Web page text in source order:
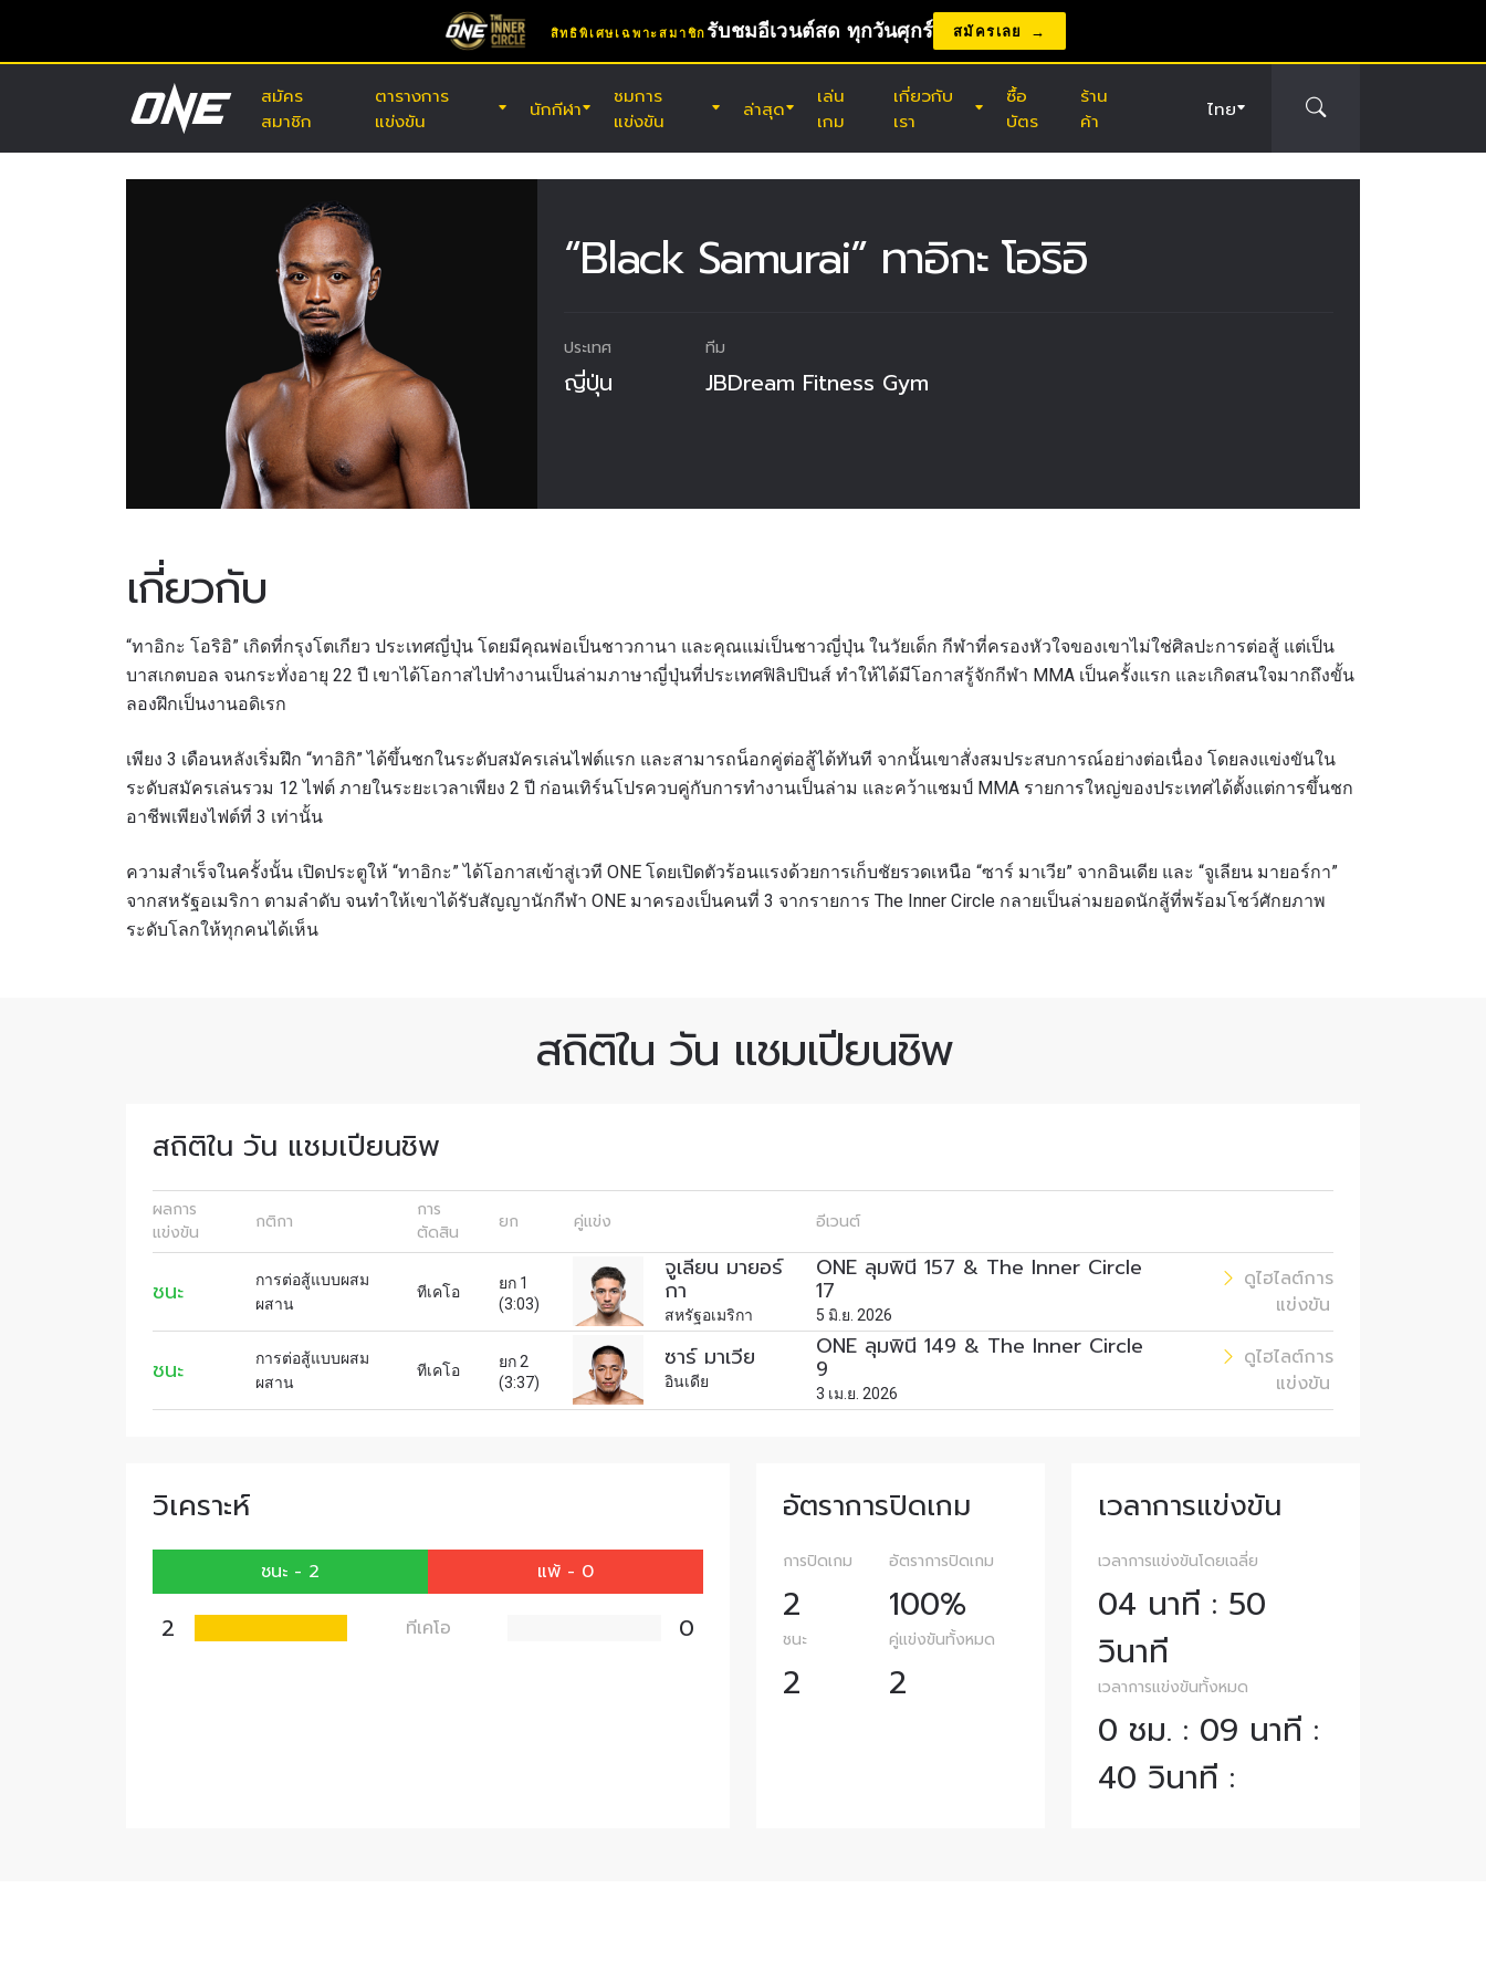
สิทธิพิเศษเฉพาะสมาชิก รับชมอีเวนต์สด ทุกวันศุกร์ สมัครเลย
สมัคร
สมาชิก
ตารางการ
แข่งขัน
25
ONE ซามูไร 2
นักกีฬา
ชมการ
แข่งขัน
ล่าสุด
เล่น
เกม
เกี่ยวกับ
เรา
ซื้อ
บัตร
ร้าน
ค้า
ไทย
“Black Samurai” ทาอิกะ โอริอิ
ประเทศ
ญี่ปุ่น
ทีม
JBDream Fitness Gym
เกี่ยวกับ
“ทาอิกะ โอริอิ” เกิดที่กรุงโตเกียว ประเทศญี่ปุ่น โดยมีคุณพ่อเป็นชาวกานา และคุณแม่เป็นชาวญี่ปุ่น ในวัยเด็ก กีฬาที่ครองหัวใจของเขาไม่ใช่ศิลปะการต่อสู้ แต่เป็น
บาสเกตบอล จนกระทั่งอายุ 22 ปี เขาได้โอกาสไปทำงานเป็นล่ามภาษาญี่ปุ่นที่ประเทศฟิลิปปินส์ ทำให้ได้มีโอกาสรู้จักกีฬา MMA เป็นครั้งแรก และเกิดสนใจมากถึงขั้น
ลองฝึกเป็นงานอดิเรก
เพียง 3 เดือนหลังเริ่มฝึก “ทาอิกิ” ได้ขึ้นชกในระดับสมัครเล่นไฟต์แรก และสามารถน็อกคู่ต่อสู้ได้ทันที จากนั้นเขาสั่งสมประสบการณ์อย่างต่อเนื่อง โดยลงแข่งขันใน
ระดับสมัครเล่นรวม 12 ไฟต์ ภายในระยะเวลาเพียง 2 ปี ก่อนเทิร์นโปรควบคู่กับการทำงานเป็นล่าม และคว้าแชมป์ MMA รายการใหญ่ของประเทศได้ตั้งแต่การขึ้นชก
อาชีพเพียงไฟต์ที่ 3 เท่านั้น
ความสำเร็จในครั้งนั้น เปิดประตูให้ “ทาอิกะ” ได้โอกาสเข้าสู่เวที ONE โดยเปิดตัวร้อนแรงด้วยการเก็บชัยรวดเหนือ “ซาร์ มาเวีย” จากอินเดีย และ “จูเลียน มายอร์กา”
จากสหรัฐอเมริกา ตามลำดับ จนทำให้เขาได้รับสัญญานักกีฬา ONE มาครองเป็นคนที่ 3 จากรายการ The Inner Circle กลายเป็นล่ามยอดนักสู้ที่พร้อมโชว์ศักยภาพ
ระดับโลกให้ทุกคนได้เห็น
สถิติใน วัน แชมเปียนชิพ
สถิติใน วัน แชมเปียนชิพ
ผลการ
แข่งขัน
กติกา
การ
ตัดสิน
ยก คู่แข่ง อีเวนต์
ชนะ
การต่อสู้แบบผสม
ผสาน
ทีเคโอ
ยก 1
(3:03)
จูเลียน มายอร์
กา
สหรัฐอเมริกา
ONE ลุมพินี 157 & The Inner Circle
17
5 มิ.ย. 2026
ดูไฮไลต์การ
แข่งขัน
ชนะ
การต่อสู้แบบผสม
ผสาน
ทีเคโอ
ยก 2
(3:37)
ซาร์ มาเวีย
อินเดีย
ONE ลุมพินี 149 & The Inner Circle
9
3 เม.ย. 2026
ดูไฮไลต์การ
แข่งขัน
วิเคราะห์
ชนะ - 2 แพ้ - 0
2 ทีเคโอ 0
อัตราการปิดเกม
การปิดเกม
2
อัตราการปิดเกม
100%
ชนะ
2
คู่แข่งขันทั้งหมด
2
เวลาการแข่งขัน
เวลาการแข่งขันโดยเฉลี่ย
04 นาที : 50
วินาที
เวลาการแข่งขันทั้งหมด
0 ชม. : 09 นาที :
40 วินาที :
ดูไฮไลต์การแข่งขัน
เพื่อไม่พลาดข่าวสารของ ONE รีบลงทะเบียนตอนนี้ เพื่อรับข้อมูลอัปเดตล่าสุด
ก่อนใคร รวมทั้งข้อเสนอและสิทธิพิเศษในการเลือกที่นั่งที่ดีที่สุดในสนาม
ชื่อ
การส่งแบบฟอร์มนี้ถือว่าท่านให้ความยินยอมให้เรารวบรวม ใช้งาน และเปิด
เผยข้อมูลของท่านภายใต้นโยบายความเป็นส่วนตัวของเรา ท่านสามารถยกเลิก
การสมัครรับข่าวสารได้ตลอดเวลา